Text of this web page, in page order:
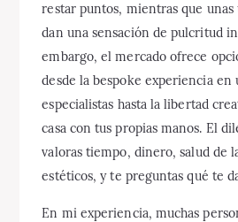
restar puntos, mientras que unas
dan una sensación de pulcritud
embargo, el mercado ofrece
desde la bespoke experiencia en
especialistas hasta la libertad
casa con tus propias manos. El
valoras tiempo, dinero, salud de
estéticos, y te preguntas qué te
En mi experiencia, muchas